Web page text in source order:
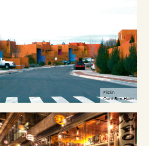
Flickr:
Ourit Ben-Haïm